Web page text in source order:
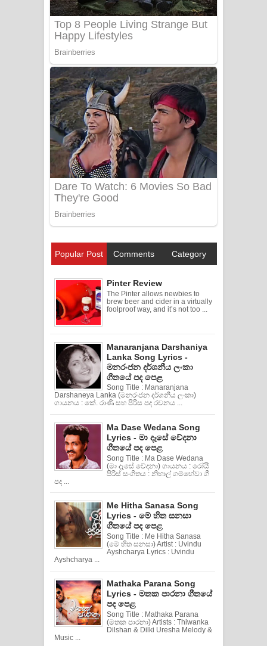
Popular Post Comments Category
Pinter Review
The Pinter allows newbies to
brew beer and cider in a virtually
foolproof way, and it’s not too ...
Manaranjana Darshaniya
Lanka Song Lyrics -
මනරංජන දර්ශනීය ලංකා
ගීතයේ පද පෙළ
Song Title : Manaranjana
Darshaneya Lanka (මනරංජන දර්ශනීය ලංකා)
ගායනය : කේ. රාණි සහ පිරිස පද රචනය ...
Ma Dase Wedana Song
Lyrics - මා දෑසේ වේදනා
ගීතයේ පද පෙළ
Song Title : Ma Dase Wedana
(මා දෑසේ වේදනා) ගායනය : රෝයි
පිරිස් සංගිතය : නිහාල් ගම්හේවා ගී
පද ...
Me Hitha Sanasa Song
Lyrics - මේ හිත සනසා
ගීතයේ පද පෙළ
Song Title : Me Hitha Sanasa
(මේ හිත සනසා) Artist : Uvindu
Ayshcharya Lyrics : Uvindu
Ayshcharya ...
Mathaka Parana Song
Lyrics - මතක පාරනා ගීතයේ
පද පෙළ
Song Title : Mathaka Parana
(මතක පාරනා) Artists : Thiwanka
Dilshan & Dilki Uresha Melody &
Music ...